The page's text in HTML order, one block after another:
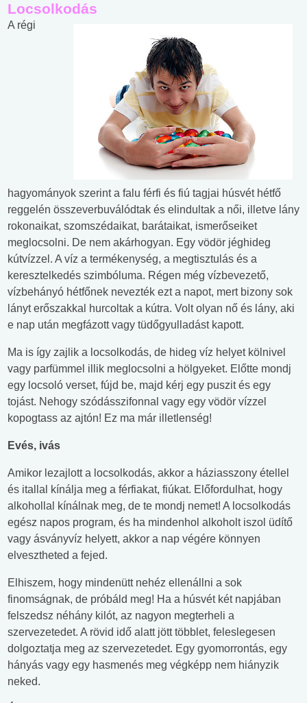
Locsolkodás
A régi
hagyományok szerint a falu férfi és fiú tagjai húsvét hétfő
reggelén összeverbuválódtak és elindultak a női, illetve lány
rokonaikat, szomszédaikat, barátaikat, ismerőseiket
meglocsolni. De nem akárhogyan. Egy vödör jéghideg
kútvízzel. A víz a termékenység, a megtisztulás és a
keresztelkedés szimbóluma. Régen még vízbevezető,
vízbehányó hétfőnek nevezték ezt a napot, mert bizony sok
lányt erőszakkal hurcoltak a kútra. Volt olyan nő és lány, aki
e nap után megfázott vagy tüdőgyulladást kapott.
Ma is így zajlik a locsolkodás, de hideg víz helyet kölnivel
vagy parfümmel illik meglocsolni a hölgyeket. Előtte mondj
egy locsoló verset, fújd be, majd kérj egy puszit és egy
tojást. Nehogy szódásszifonnal vagy egy vödör vízzel
kopogtass az ajtón! Ez ma már illetlenség!
Evés, ivás
Amikor lezajlott a locsolkodás, akkor a háziasszony étellel
és itallal kínálja meg a férfiakat, fiúkat. Előfordulhat, hogy
alkohollal kínálnak meg, de te mondj nemet! A locsolkodás
egész napos program, és ha mindenhol alkoholt iszol üdítő
vagy ásványvíz helyett, akkor a nap végére könnyen
elvesztheted a fejed.
Elhiszem, hogy mindenütt nehéz ellenállni a sok
finomságnak, de próbáld meg! Ha a húsvét két napjában
felszedsz néhány kilót, az nagyon megterheli a
szervezetedet. A rövid idő alatt jött többlet, feleslegesen
dolgoztatja meg az szervezetedet. Egy gyomorrontás, egy
hányás vagy egy hasmenés meg végképp nem hiányzik
neked.